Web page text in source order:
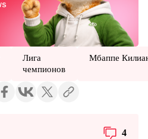
Лига
чемпионов
Мбаппе
4